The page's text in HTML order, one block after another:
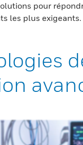
pour
les plus exigeants.